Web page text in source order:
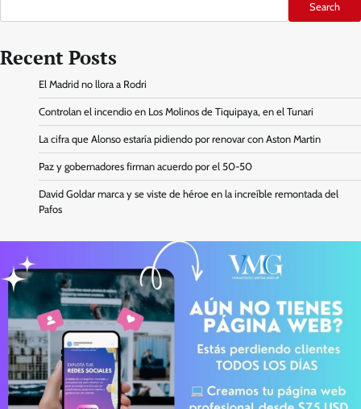
Search
Recent Posts
El Madrid no llora a Rodri
Controlan el incendio en Los Molinos de Tiquipaya, en el Tunari
La cifra que Alonso estaría pidiendo por renovar con Aston Martin
Paz y gobernadores firman acuerdo por el 50-50
David Goldar marca y se viste de héroe en la increíble remontada del
Pafos